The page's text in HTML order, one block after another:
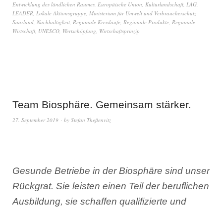
Entwicklung des ländlichen Raumes, Europäische Union, Kulturlandschaft, LAG,
LEADER, Lokale Aktionsgruppe, Ministerium für Umwelt und Verbraucherschutz
Saarland, Nachhaltigkeit, Regionale Kreisläufe, Regionale Produkte, Regionale
Wirtschaft, UNESCO, Wertschöpfung, Wirtschaftsprinzip
Team Biosphäre. Gemeinsam stärker.
27. September 2019 by Stefan Theßenvitz
Gesunde Betriebe in der Biosphäre sind unser
Rückgrat. Sie leisten einen Teil der beruflichen
Ausbildung, sie schaffen qualifizierte und